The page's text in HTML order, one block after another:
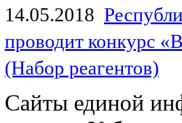
14.05.2018
проводит конкурс
(Набор реагентов)
Сайты единой